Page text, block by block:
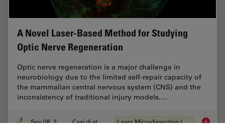
A Novel Laser-Based Method for Studying
Optic Nerve Regeneration
Optic nerve regeneration is a major challenge in
neurobiology due to the limited self-repair capacity of
the mammalian central nervous system (CNS) and the
inconsistency of traditional injury models.…
Sep 08, 2025 Casi di studio Laser Microdissection (LMD) A